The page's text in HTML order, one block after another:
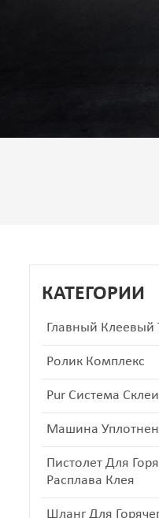
КАТЕГОРИИ
Главный Клеевый
Ролик Комплекс
Pur Система
Машина
Пистолет Для
Расплава Клея
Шланг Для